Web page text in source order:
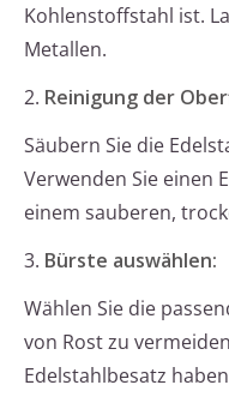
Kohlenstoffstahl ist.
Metallen.
2. Reinigung der
Säubern Sie die
Verwenden Sie einen
einem sauberen,
3. Bürste auswählen:
Wählen Sie die
von Rost zu
Edelstahlbesatz